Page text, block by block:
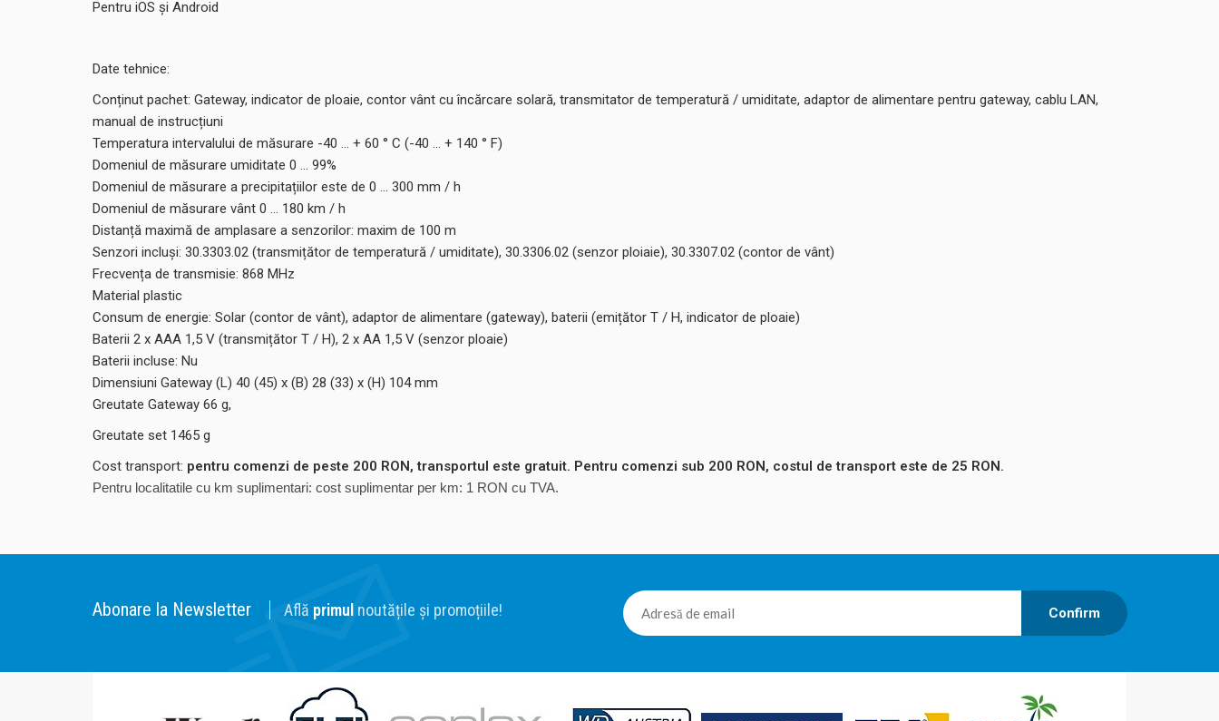
Pentru iOS și Android
Date tehnice:
Conținut pachet: Gateway, indicator de ploaie, contor vânt cu încărcare solară, transmitator de temperatură / umiditate, adaptor de alimentare pentru gateway, cablu LAN,
manual de instrucțiuni
Temperatura intervalului de măsurare -40 ... + 60 ° C (-40 ... + 140 ° F)
Domeniul de măsurare umiditate 0 ... 99%
Domeniul de măsurare a precipitațiilor este de 0 ... 300 mm / h
Domeniul de măsurare vânt 0 ... 180 km / h
Distanță maximă de amplasare a senzorilor: maxim de 100 m
Senzori incluși: 30.3303.02 (transmițător de temperatură / umiditate), 30.3306.02 (senzor ploiaie), 30.3307.02 (contor de vânt)
Frecvența de transmisie: 868 MHz
Material plastic
Consum de energie: Solar (contor de vânt), adaptor de alimentare (gateway), baterii (emițător T / H, indicator de ploaie)
Baterii 2 x AAA 1,5 V (transmițător T / H), 2 x AA 1,5 V (senzor ploaie)
Baterii incluse: Nu
Dimensiuni Gateway (L) 40 (45) x (B) 28 (33) x (H) 104 mm
Greutate Gateway 66 g,
Greutate set 1465 g
Cost transport: pentru comenzi de peste 200 RON, transportul este gratuit. Pentru comenzi sub 200 RON, costul de transport este de 25 RON.
Pentru localitatile cu km suplimentari: cost suplimentar per km: 1 RON cu TVA.
Abonare la Newsletter Află primul noutățile și promoțiile! Confirm